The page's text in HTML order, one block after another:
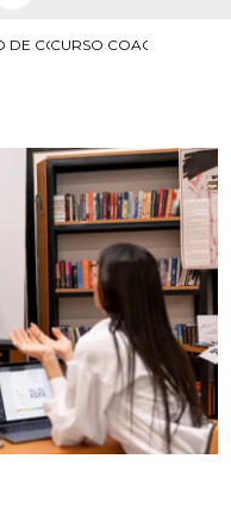
DE COACH PARANA
CURSO COACH